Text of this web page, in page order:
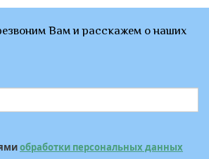
Вам и расскажем о наших
обработки персональных данных